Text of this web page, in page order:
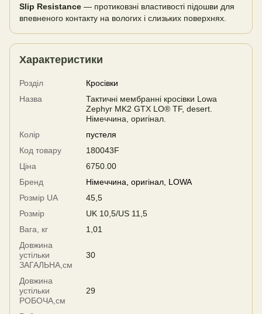
Slip Resistance — протиковзні властивості підошви для
впевненого контакту на вологих і слизьких поверхнях.
Характеристики
Розділ
Кросівки
Назва
Тактичні мембранні кросівки Lowa
Zephyr MK2 GTX LO® TF, desert.
Німеччина, оригінал.
Колір
пустеля
Код товару
180043F
Ціна
6750.00
Бренд
Німеччина, оригінал, LOWA
Розмір UA
45,5
Розмір
UK 10,5/US 11,5
Вага, кг
1,01
Довжина
устільки
ЗАГАЛЬНА,см
30
Довжина
устільки
РОБОЧА,см
29